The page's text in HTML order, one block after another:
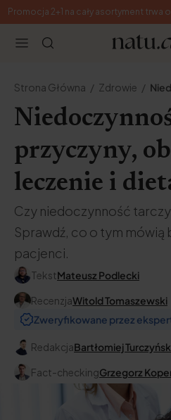
Promocja 2+1 na cały asortyment trwa
Strona Główna Zdrowie
przyczyny,
leczenie i
Czy niedoczynność
Sprawdź, co o tym mówią
pacjenci.
TekstMateusz Podlecki
RecenzjaWitold Tomaszewski
Zweryfikowane przez
RedakcjaBartłomiej
Fact-checkingGrzegorz